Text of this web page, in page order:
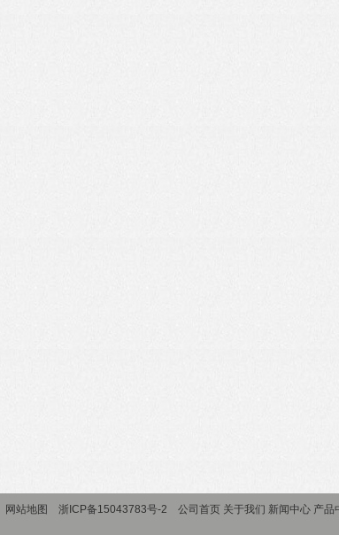
网站地图 浙ICP备15043783号-2 公司首页 关于我们 新闻中心 产品